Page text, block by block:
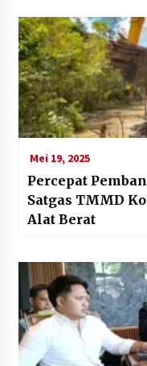
Mei 19, 2025
Percepat
Satgas TMMD
Alat Berat